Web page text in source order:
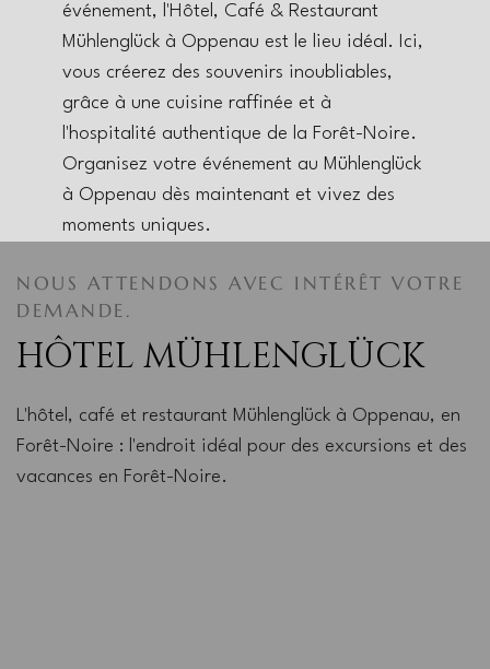
événement, l'Hôtel, Café & Restaurant
Mühlenglück à Oppenau est le lieu idéal. Ici,
vous créerez des souvenirs inoubliables,
grâce à une cuisine raffinée et à
l'hospitalité authentique de la Forêt-Noire.
Organisez votre événement au Mühlenglück
à Oppenau dès maintenant et vivez des
moments uniques.
NOUS ATTENDONS AVEC INTÉRÊT VOTRE
DEMANDE.
HÔTEL MÜHLENGLÜCK
L'hôtel, café et restaurant Mühlenglück à Oppenau, en
Forêt-Noire : l'endroit idéal pour des excursions et des
vacances en Forêt-Noire.